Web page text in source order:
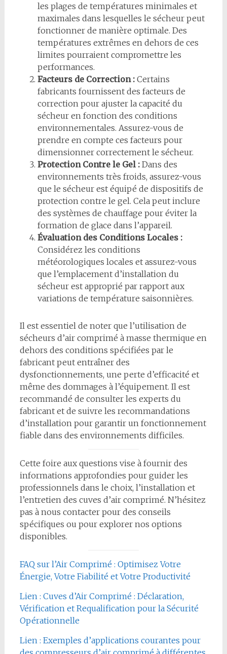
les plages de températures minimales et
maximales dans lesquelles le sécheur peut
fonctionner de manière optimale. Des
températures extrêmes en dehors de ces
limites pourraient compromettre les
performances.
Facteurs de Correction :Certains
fabricants fournissent des facteurs de
correction pour ajuster la capacité du
sécheur en fonction des conditions
environnementales. Assurez-vous de
prendre en compte ces facteurs pour
dimensionner correctement le sécheur.
Protection Contre le Gel :Dans des
environnements très froids, assurez-vous
que le sécheur est équipé de dispositifs de
protection contre le gel. Cela peut inclure
des systèmes de chauffage pour éviter la
formation de glace dans l’appareil.
Évaluation des Conditions Locales :
Considérez les conditions
météorologiques locales et assurez-vous
que l’emplacement d’installation du
sécheur est approprié par rapport aux
variations de température saisonnières.
Il est essentiel de noter que l’utilisation de
sécheurs d’air comprimé à masse thermique en
dehors des conditions spécifiées par le
fabricant peut entraîner des
dysfonctionnements, une perte d’efficacité et
même des dommages à l’équipement. Il est
recommandé de consulter les experts du
fabricant et de suivre les recommandations
d’installation pour garantir un fonctionnement
fiable dans des environnements difficiles.
Cette foire aux questions vise à fournir des
informations approfondies pour guider les
professionnels dans le choix, l’installation et
l’entretien des cuves d’air comprimé. N’hésitez
pas à nous contacter pour des conseils
spécifiques ou pour explorer nos options
disponibles.
FAQ sur l’Air Comprimé : Optimisez Votre
Énergie, Votre Fiabilité et Votre Productivité
Lien : Cuves d’Air Comprimé : Déclaration,
Vérification et Requalification pour la Sécurité
Opérationnelle
Lien : Exemples d’applications courantes pour